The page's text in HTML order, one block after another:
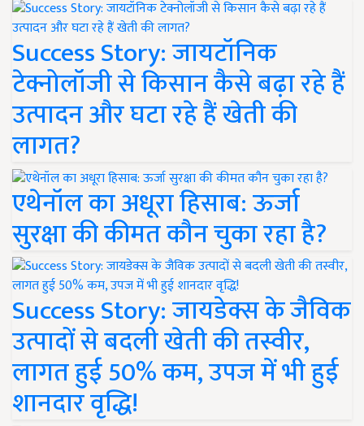
Success Story: जायटॉनिक
टेक्नोलॉजी से किसान कैसे बढ़ा रहे हैं
उत्पादन और घटा रहे हैं खेती की
लागत?
एथेनॉल का अधूरा हिसाब: ऊर्जा
सुरक्षा की कीमत कौन चुका रहा है?
Success Story: जायडेक्स के जैविक
उत्पादों से बदली खेती की तस्वीर,
लागत हुई 50% कम, उपज में भी हुई
शानदार वृद्धि!